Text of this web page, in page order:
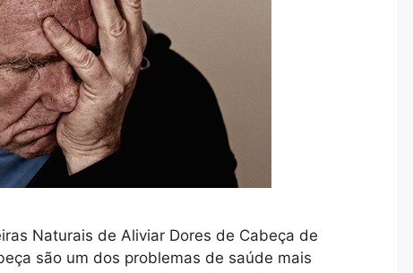
Naturais de Aliviar Dores de Cabeça de
são um dos problemas de saúde mais